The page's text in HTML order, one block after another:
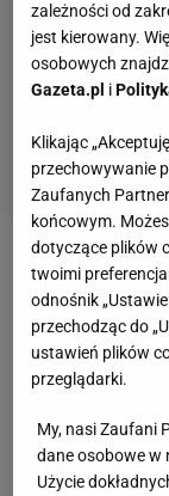
Zobacz wideo
Łukasz
Kędzierzyn-
Vincicia
piłkarzeOkana
zależności od
jest kierowany.
osobowych
Gazeta.pl i
Klikając
przechowywanie
Zaufanych
końcowym.
dotyczące plików
twoimi
odnośnik
przechodząc do
ustawień plików
przeglądarki.
My, nasi Zaufani
dane osobowe w
Użycie